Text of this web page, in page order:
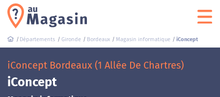
Départements Gironde Bordeaux Magasin informatique iConcept
iConcept Bordeaux (1 Allée De Chartres)
iConcept